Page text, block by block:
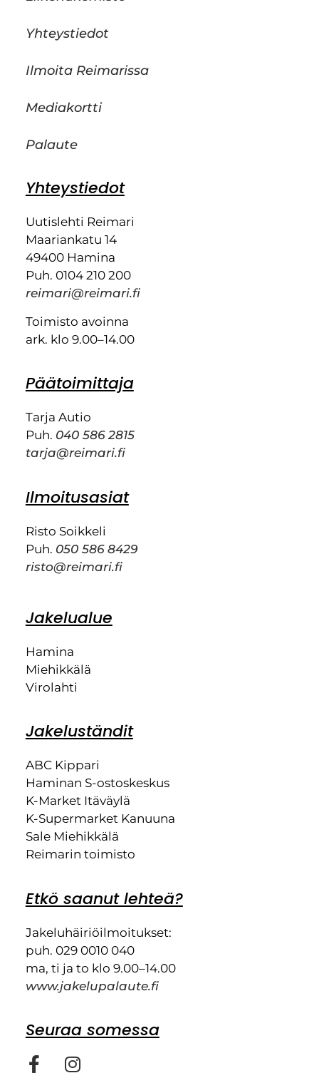
Yhteystiedot
Ilmoita Reimarissa
Mediakortti
Palaute
Yhteystiedot
Uutislehti Reimari
Maariankatu 14
49400 Hamina
Puh. 0104 210 200
reimari@reimari.fi
Toimisto avoinna
ark. klo 9.00–14.00
Päätoimittaja
Tarja Autio
Puh. 040 586 2815
tarja@reimari.fi
Ilmoitusasiat
Risto Soikkeli
Puh. 050 586 8429
risto@reimari.fi
Jakelualue
Hamina
Miehikkälä
Virolahti
Jakeluständit
ABC Kippari
Haminan S-ostoskeskus
K-Market Itäväylä
K-Supermarket Kanuuna
Sale Miehikkälä
Reimarin toimisto
Etkö saanut lehteä?
Jakeluhäiriöilmoitukset:
puh. 029 0010 040
ma, ti ja to klo 9.00–14.00
www.jakelupalaute.fi
Seuraa somessa